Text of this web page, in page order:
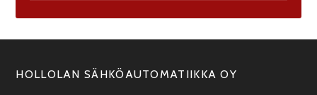
HOLLOLAN SÄHKÖAUTOMATIIKKA OY